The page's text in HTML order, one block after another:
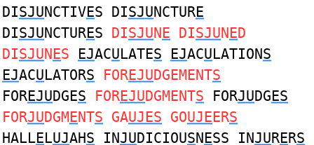
DISJUNCTIVES DISJUNCTURE
DISJUNCTURES DISJUNE DISJUNED
DISJUNES EJACULATES EJACULATIONS
EJACULATORS FOREJUDGEMENTS
FOREJUDGES FOREJUDGMENTS FORJUDGES
FORJUDGMENTS GAUJES GOUJEERS
HALLELUJAHS INJUDICIOUSNESS INJURERS